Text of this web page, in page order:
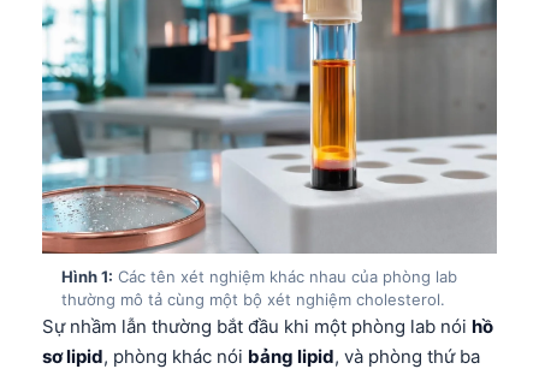
Hình 1: Các tên xét nghiệm khác nhau của phòng lab
thường mô tả cùng một bộ xét nghiệm cholesterol.
Sự nhầm lẫn thường bắt đầu khi một phòng lab nói hồ
sơ lipid, phòng khác nói bảng lipid, và phòng thứ ba